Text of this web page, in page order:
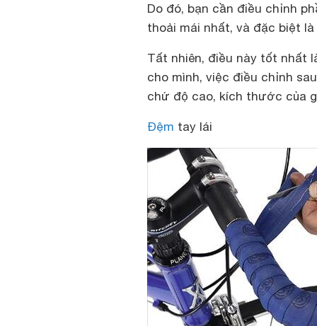
Do đó, bạn cần điều chỉnh
thoải mái nhất, và đặc biệt
Tất nhiên, điều này tốt nhất
cho mình, việc điều chỉnh
chứ độ cao, kích thước của
Đệm tay lái